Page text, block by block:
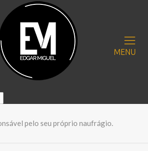
MENU
pelo seu próprio naufrágio.